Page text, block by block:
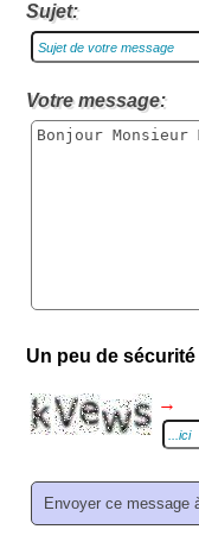
Sujet:
Votre message:
Un peu de sécurité
→